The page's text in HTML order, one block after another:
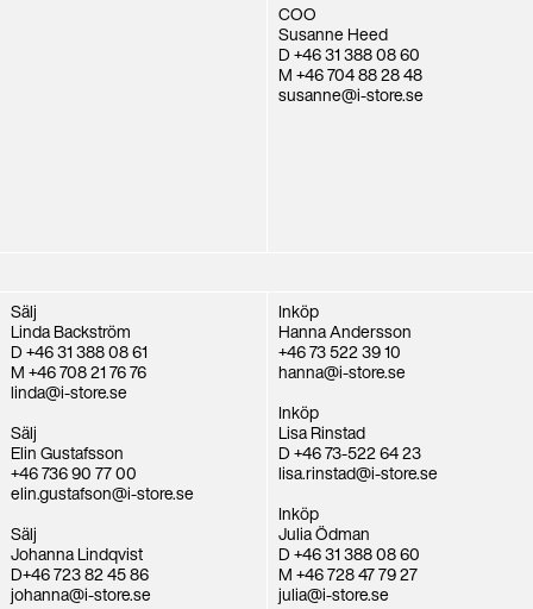
COO
Susanne Heed
D +46 31 388 08 60
M +46 704 88 28 48
susanne@i-store.se
Sälj
Linda Backström
D +46 31 388 08 61
M +46 708 21 76 76
linda@i-store.se
Sälj
Elin Gustafsson
+46 736 90 77 00
elin.gustafson@i-store.se
Sälj
Johanna Lindqvist
D+46 723 82 45 86
johanna@i-store.se
Inköp
Hanna Andersson
+46 73 522 39 10
hanna@i-store.se
Inköp
Lisa Rinstad
D +46 73-522 64 23
lisa.rinstad@i-store.se
Inköp
Julia Ödman
D +46 31 388 08 60
M +46 728 47 79 27
julia@i-store.se